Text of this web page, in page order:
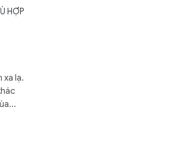
HỢP
xa lạ.